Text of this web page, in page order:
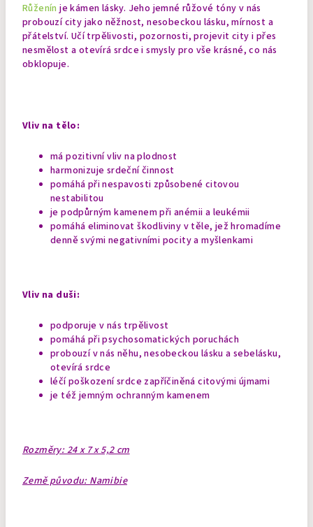
Růženínje kámen lásky. Jeho jemné růžové tóny v nás
probouzí city jako něžnost, nesobeckou lásku, mírnost a
přátelství. Učí trpělivosti, pozornosti, projevit city i přes
nesmělost a otevírá srdce i smysly pro vše krásné, co nás
obklopuje.
Vliv na tělo:
má pozitivní vliv na plodnost
harmonizuje srdeční činnost
pomáhá při nespavosti způsobené citovou
nestabilitou
je podpůrným kamenem při anémii a leukémii
pomáhá eliminovat škodliviny v těle, jež hromadíme
denně svými negativními pocity a myšlenkami
Vliv na duši:
podporuje v nás trpělivost
pomáhá při psychosomatických poruchách
probouzí v nás něhu, nesobeckou lásku a sebelásku,
otevírá srdce
léčí poškození srdce zapříčiněná citovými újmami
je též jemným ochranným kamenem
Rozměry: 24 x 7 x 5,2 cm
Země původu: Namibie